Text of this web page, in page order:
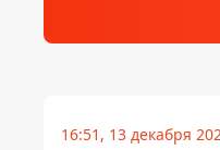
16:51, 13 декабря